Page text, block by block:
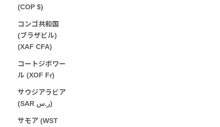
(COP $)
コンゴ共和国
(ブラザビル)
(XAF CFA)
コートジボワー
ル (XOF Fr)
サウジアラビア
(SAR ر.س)
サモア (WST